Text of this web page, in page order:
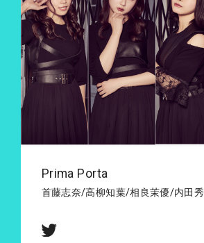
Prima Porta
首藤志奈/高柳知葉/相良茉優/内田秀